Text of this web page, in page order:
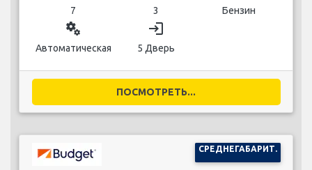
7 3 Бензин
miscellaneous_services
Автоматическая
login
5 Дверь
ПОСМОТРЕТЬ...
СРЕДНЕГАБАРИТ.